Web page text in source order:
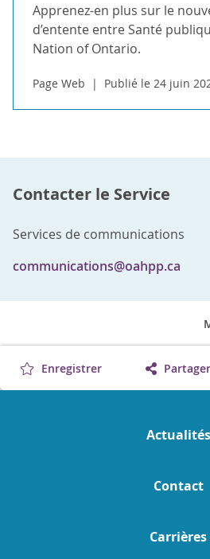
Apprenez-en plus sur le
d’entente entre Santé
Nation of Ontario.
Page Web Publié le 24 juin
Contacter le Service
Services de communications
communications@oahpp.ca
Enregistrer Partager
Actualités
Contact
Carrières